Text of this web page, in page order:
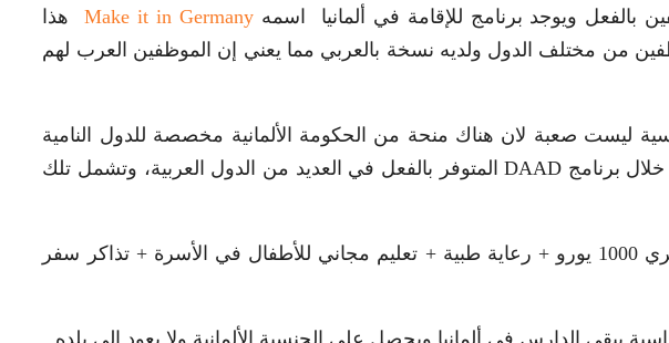
بالفعل ويوجد برنامج للإقامة في ألمانيا اسمه Make it in Germanyهذا
من مختلف الدول ولديه نسخة بالعربي مما يعني إن الموظفين العرب لهم
ليست صعبة لان هناك منحة من الحكومة الألمانية مخصصة للدول النامية
وبالأخص الدول العربية من خلال برنامج DAAD المتوفر بالفعل في العديد من الدول العربية، وتشمل تلك
تكلفة الدراسة + راتب شهري 1000 يورو + رعاية طبية + تعليم مجاني للأطفال في الأسرة + تذاكر سفر